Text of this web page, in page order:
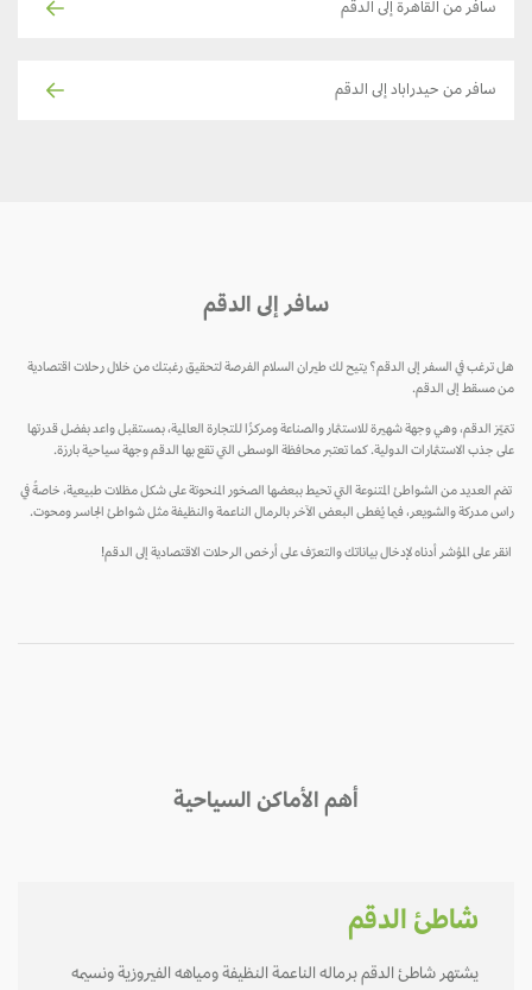
سافر من القاهرة إلى الدقم
سافر من حيدراباد إلى الدقم
سافر إلى الدقم
هل ترغب في السفر إلى الدقم؟ يتيح لك طيران السلام الفرصة لتحقيق رغبتك من خلال رحلات اقتصادية
من مسقط إلى الدقم.
تتميّز الدقم، وهي وجهة شهيرة للاستثمار والصناعة ومركزًا للتجارة العالمية، بمستقبل واعد بفضل قدرتها
على جذب الاستثمارات الدولية. كما تعتبر محافظة الوسطى التي تقع بها الدقم وجهة سياحية بارزة.
تضم العديد من الشواطئ المتنوعة التي تحيط ببعضها الصخور المنحوتة على شكل مظلات طبيعية، خاصةً في
راس مدركة والشويعر، فيما يُغطى البعض الآخر بالرمال الناعمة والنظيفة مثل شواطئ الجاسر ومحوت.
انقر على المؤشر أدناه لإدخال بياناتك والتعرّف على أرخص الرحلات الاقتصادية إلى الدقم!
أهم الأماكن السياحية
شاطئ الدقم
يشتهر شاطئ الدقم برماله الناعمة النظيفة ومياهه الفيروزية ونسيمه